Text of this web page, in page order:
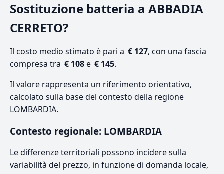
Sostituzione batteria a ABBADIA
CERRETO?
Il costo medio stimato è pari a € 127, con una fascia
compresa tra € 108e € 145.
Il valore rappresenta un riferimento orientativo,
calcolato sulla base del contesto della regione
LOMBARDIA.
Contesto regionale: LOMBARDIA
Le differenze territoriali possono incidere sulla
variabilità del prezzo, in funzione di domanda locale,